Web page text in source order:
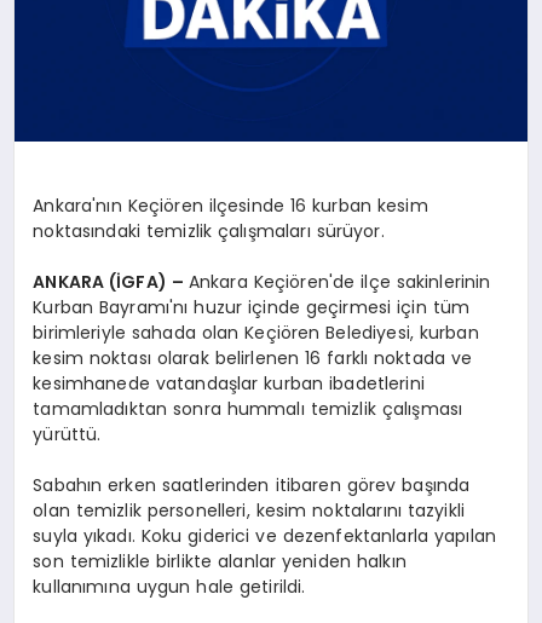
Ankara'nın Keçiören ilçesinde 16 kurban kesim
noktasındaki temizlik çalışmaları sürüyor.
ANKARA (İGFA) – Ankara Keçiören'de ilçe sakinlerinin
Kurban Bayramı'nı huzur içinde geçirmesi için tüm
birimleriyle sahada olan Keçiören Belediyesi, kurban
kesim noktası olarak belirlenen 16 farklı noktada ve
kesimhanede vatandaşlar kurban ibadetlerini
tamamladıktan sonra hummalı temizlik çalışması
yürüttü.
Sabahın erken saatlerinden itibaren görev başında
olan temizlik personelleri, kesim noktalarını tazyikli
suyla yıkadı. Koku giderici ve dezenfektanlarla yapılan
son temizlikle birlikte alanlar yeniden halkın
kullanımına uygun hale getirildi.